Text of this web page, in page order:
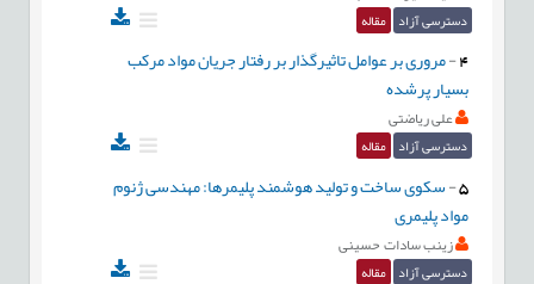
دسترسی آزاد مقاله
4
-مروری بر عوامل تاثیرگذار بر رفتار جریان مواد مرکب
بسیار پرشده
علی ریاضتی
دسترسی آزاد مقاله
5
-سکوی ساخت و تولید هوشمند پلیمرها: مهندسی ژنوم
مواد پلیمری
زینب سادات حسینی
دسترسی آزاد مقاله